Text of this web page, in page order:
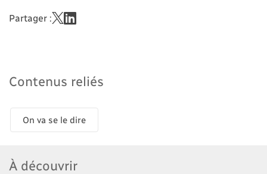
Partager :
Contenus reliés
On va se le dire
À découvrir